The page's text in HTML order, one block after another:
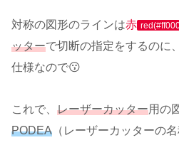
対称の図形のラインは赤
ッターで切断の指定をするのに
仕様なので😗
これで、 レーザーカッター用の
PODEA （レーザーカッターの